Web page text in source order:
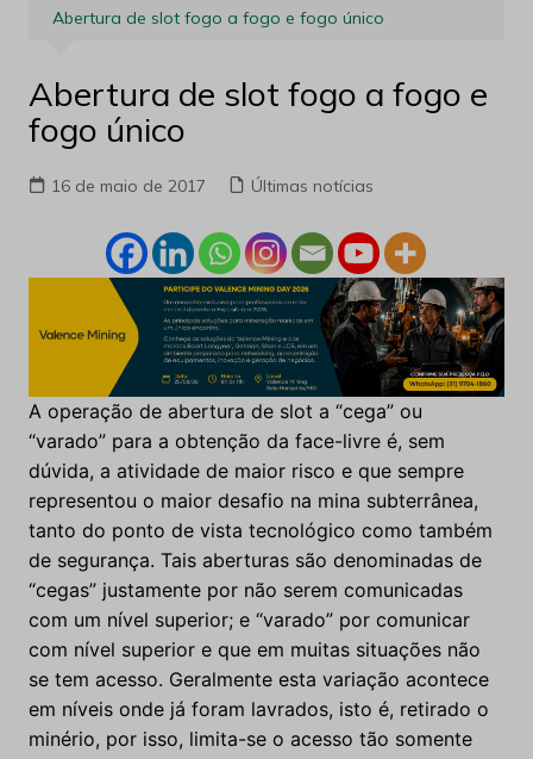
Abertura de slot fogo a fogo e fogo único
Abertura de slot fogo a fogo e
fogo único
16 de maio de 2017 Últimas notícias
A operação de abertura de slot a “cega” ou
“varado” para a obtenção da face-livre é, sem
dúvida, a atividade de maior risco e que sempre
representou o maior desafio na mina subterrânea,
tanto do ponto de vista tecnológico como também
de segurança. Tais aberturas são denominadas de
“cegas” justamente por não serem comunicadas
com um nível superior; e “varado” por comunicar
com nível superior e que em muitas situações não
se tem acesso. Geralmente esta variação acontece
em níveis onde já foram lavrados, isto é, retirado o
minério, por isso, limita-se o acesso tão somente